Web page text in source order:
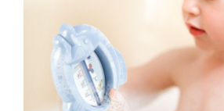
Feronerie
Balamale si zavoare
Broaste si clante
Accesorii litiere